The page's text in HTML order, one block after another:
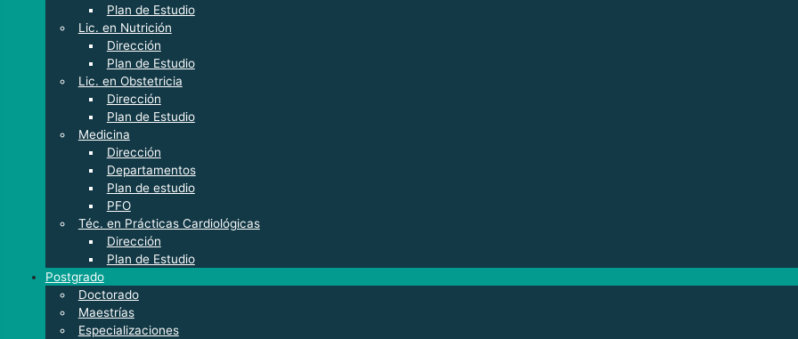
Plan de Estudio
Lic. en Nutrición
Dirección
Plan de Estudio
Lic. en Obstetricia
Dirección
Plan de Estudio
Medicina
Dirección
Departamentos
Plan de estudio
PFO
Téc. en Prácticas Cardiológicas
Dirección
Plan de Estudio
Postgrado
Doctorado
Maestrías
Especializaciones